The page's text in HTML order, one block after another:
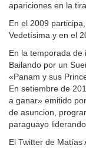
apariciones en la
En el 2009
Vedetísima y en el
En la temporada
Bailando por un
«Panam y sus
En setiembre de
a ganar» emitido
de asuncion,
paraguayo
El Twitter de Matías